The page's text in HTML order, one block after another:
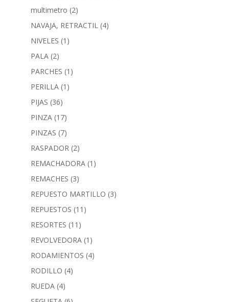
multimetro (2)
NAVAJA, RETRACTIL (4)
NIVELES (1)
PALA (2)
PARCHES (1)
PERILLA (1)
PIJAS (36)
PINZA (17)
PINZAS (7)
RASPADOR (2)
REMACHADORA (1)
REMACHES (3)
REPUESTO MARTILLO (3)
REPUESTOS (11)
RESORTES (11)
REVOLVEDORA (1)
RODAMIENTOS (4)
RODILLO (4)
RUEDA (4)